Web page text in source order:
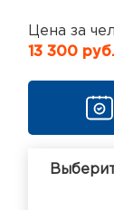
Цена за
13 300 руб.